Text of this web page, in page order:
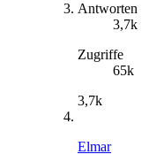
Antworten
3,7k
Zugriffe
65k
3,7k
Elmar